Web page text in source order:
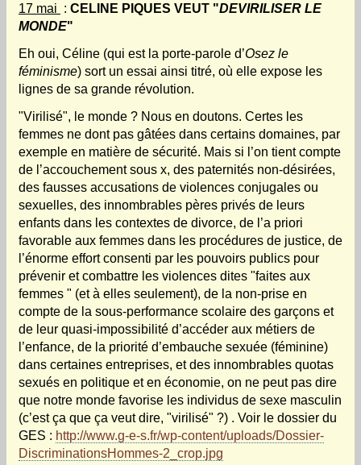
17 mai : CELINE PIQUES VEUT "DEVIRILISER LE
MONDE"
Eh oui, Céline (qui est la porte-parole d’Osez le
féminisme) sort un essai ainsi titré, où elle expose les
lignes de sa grande révolution.
"Virilisé", le monde ? Nous en doutons. Certes les
femmes ne dont pas gâtées dans certains domaines, par
exemple en matière de sécurité. Mais si l’on tient compte
de l’accouchement sous x, des paternités non-désirées,
des fausses accusations de violences conjugales ou
sexuelles, des innombrables pères privés de leurs
enfants dans les contextes de divorce, de l’a priori
favorable aux femmes dans les procédures de justice, de
l’énorme effort consenti par les pouvoirs publics pour
prévenir et combattre les violences dites "faites aux
femmes " (et à elles seulement), de la non-prise en
compte de la sous-performance scolaire des garçons et
de leur quasi-impossibilité d’accéder aux métiers de
l’enfance, de la priorité d’embauche sexuée (féminine)
dans certaines entreprises, et des innombrables quotas
sexués en politique et en économie, on ne peut pas dire
que notre monde favorise les individus de sexe masculin
(c’est ça que ça veut dire, "virilisé" ?) . Voir le dossier du
GES : http://www.g-e-s.fr/wp-content/uploads/Dossier-
DiscriminationsHommes-2_crop.jpg